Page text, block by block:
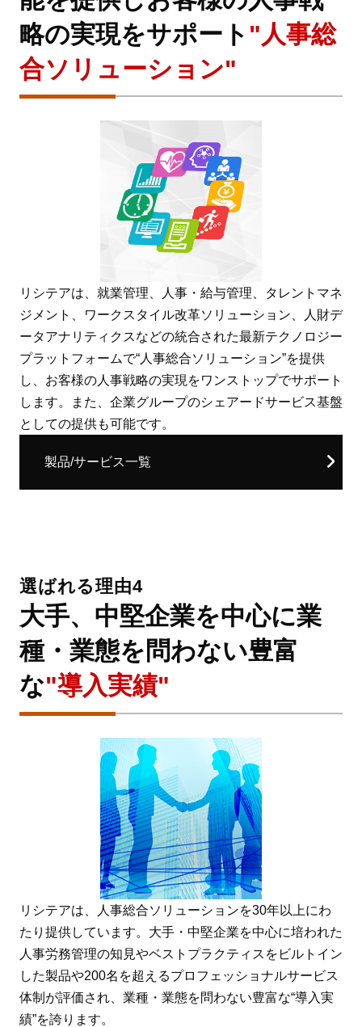
略の実現をサポート "人事総
合ソリューション"
リシテアは、就業管理、人事・給与管理、タレントマネ
ジメント、ワークスタイル改革ソリューション、人財デ
ータアナリティクスなどの統合された最新テクノロジー
プラットフォームで“人事総合ソリューション”を提供
し、お客様の人事戦略の実現をワンストップでサポート
します。また、企業グループのシェアードサービス基盤
としての提供も可能です。
製品/サービス一覧
選ばれる理由4
大手、中堅企業を中心に業
種・業態を問わない豊富
な"導入実績"
リシテアは、人事総合ソリューションを30年以上にわ
たり提供しています。大手・中堅企業を中心に培われた
人事労務管理の知見やベストプラクティスをビルトイン
した製品や200名を超えるプロフェッショナルサービス
体制が評価され、業種・業態を問わない豊富な“導入実
績”を誇ります。